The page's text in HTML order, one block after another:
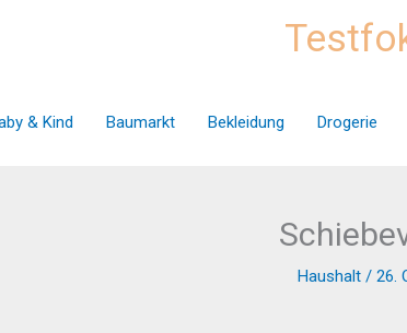
& Kind Baumarkt Bekleidung Drogerie
Haushalt/ 26.